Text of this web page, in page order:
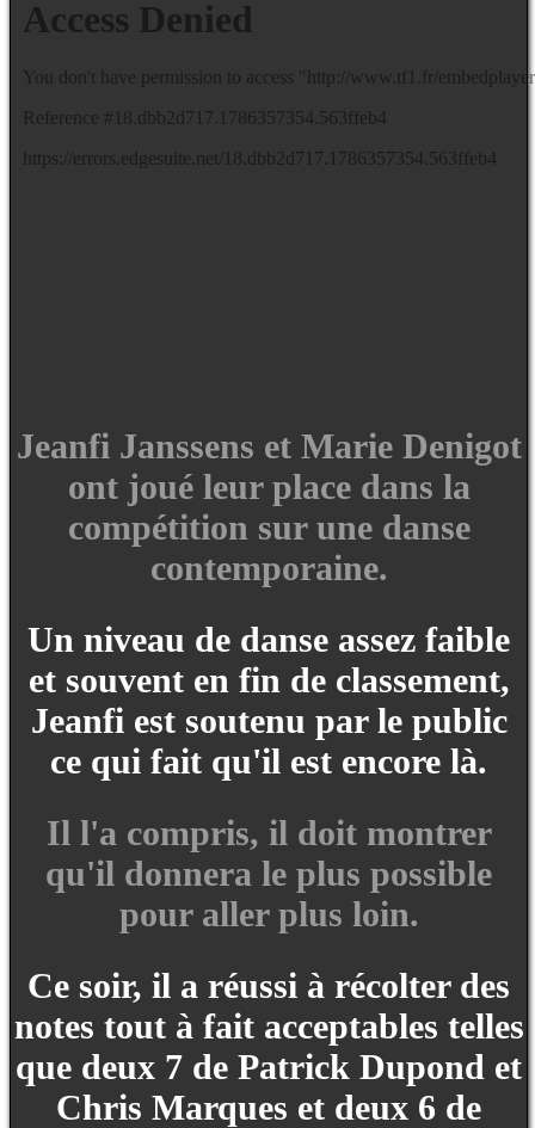
Jeanfi Janssens et Marie Denigot
ont joué leur place dans la
compétition sur une danse
contemporaine.
Un niveau de danse assez faible
et souvent en fin de classement,
Jeanfi est soutenu par le public
ce qui fait qu'il est encore là.
Il l'a compris, il doit montrer
qu'il donnera le plus possible
pour aller plus loin.
Ce soir, il a réussi à récolter des
notes tout à fait acceptables telles
que deux 7 de Patrick Dupond et
Chris Marques et deux 6 de